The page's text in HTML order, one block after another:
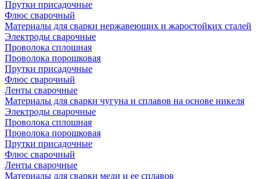
Прутки присадочные
Флюс сварочный
Материалы для сварки нержавеющих и жаростойких сталей
Электроды сварочные
Проволока сплошная
Проволока порошковая
Прутки присадочные
Флюс сварочный
Ленты сварочные
Материалы для сварки чугуна и сплавов на основе никеля
Электроды сварочные
Проволока сплошная
Проволока порошковая
Прутки присадочные
Флюс сварочный
Ленты сварочные
Материалы для сварки меди и ее сплавов